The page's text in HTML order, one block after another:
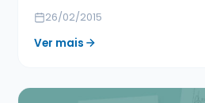
26/02/2015
Ver mais